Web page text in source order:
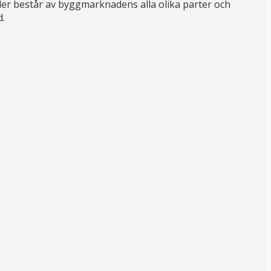
består av byggmarknadens alla olika parter och